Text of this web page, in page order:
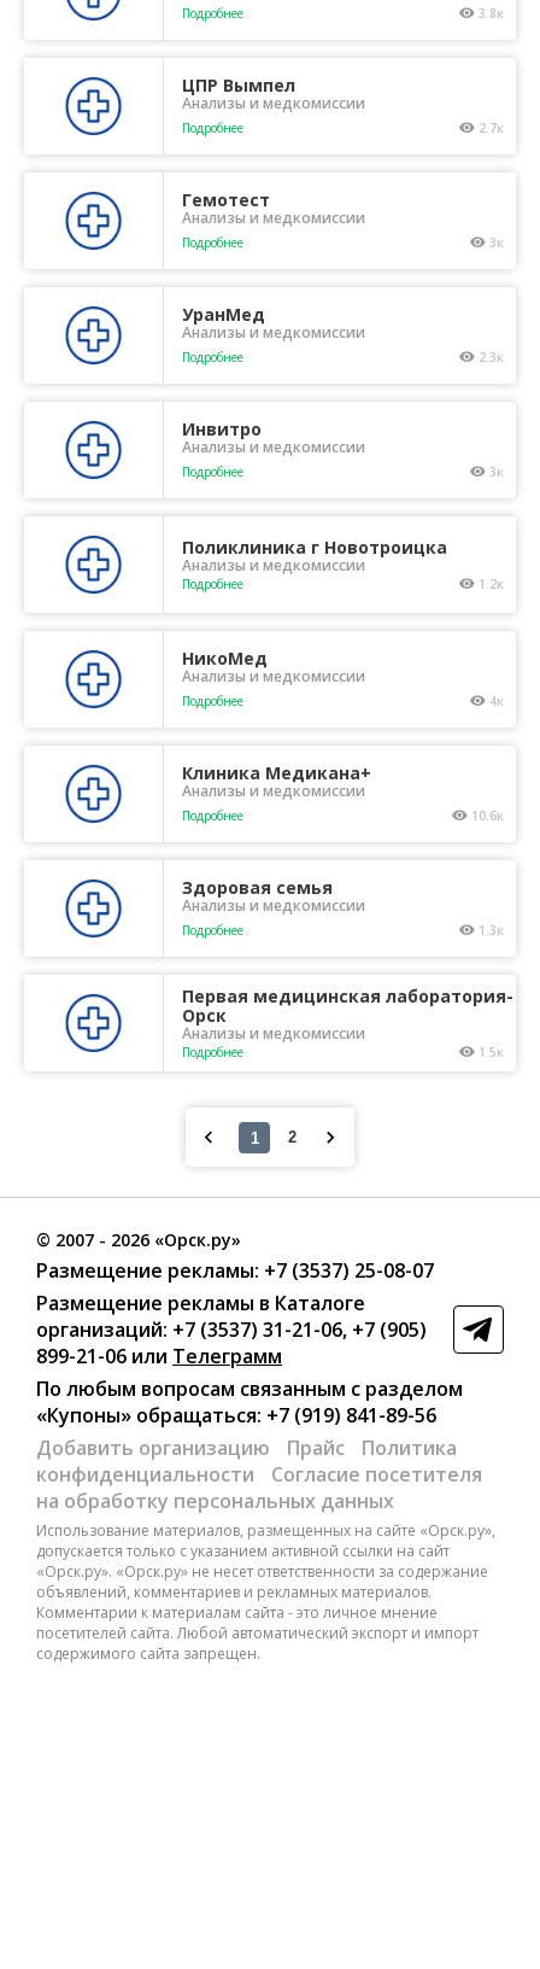
Подробнее 3.8к
ЦПР Вымпел
Анализы и медкомиссии
Подробнее 2.7к
Гемотест
Анализы и медкомиссии
Подробнее 3к
УранМед
Анализы и медкомиссии
Подробнее 2.3к
Инвитро
Анализы и медкомиссии
Подробнее 3к
Поликлиника г Новотроицка
Анализы и медкомиссии
Подробнее 1.2к
НикоМед
Анализы и медкомиссии
Подробнее 4к
Клиника Медикана+
Анализы и медкомиссии
Подробнее 10.6к
Здоровая семья
Анализы и медкомиссии
Подробнее 1.3к
Первая медицинская лаборатория-
Орск
Анализы и медкомиссии
Подробнее 1.5к
© 2007 - 2026 «Орск.ру»
Размещение рекламы: +7 (3537) 25-08-07
Размещение рекламы в Каталоге
организаций: +7 (3537) 31-21-06, +7 (905)
899-21-06 или Телеграмм
По любым вопросам связанным с разделом
«Купоны» обращаться: +7 (919) 841-89-56
Добавить организацию
Прайс
Политика
конфиденциальности
Согласие посетителя
на обработку персональных данных
Использование материалов, размещенных на сайте «Орск.ру»,
допускается только с указанием активной ссылки на сайт
«Орск.ру». «Орск.ру» не несет ответственности за содержание
объявлений, комментариев и рекламных материалов.
Комментарии к материалам сайта - это личное мнение
посетителей сайта. Любой автоматический экспорт и импорт
содержимого сайта запрещен.